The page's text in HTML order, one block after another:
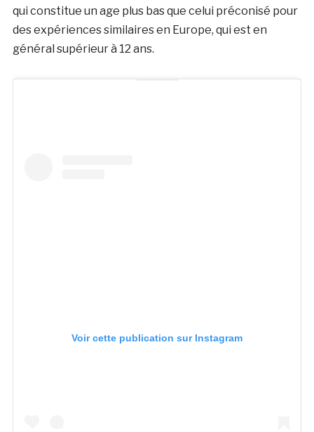
qui constitue un age plus bas que celui préconisé pour
des expériences similaires en Europe, qui est en
général supérieur à 12 ans.
Voir cette publication sur Instagram